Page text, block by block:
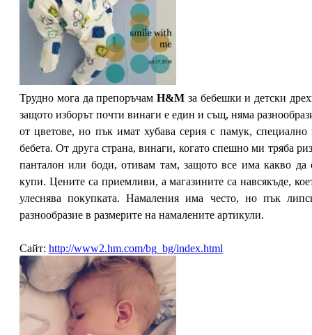
Трудно мога да препоръчамH&M за бебешки и детски
защото изборът почти винаги е един и същ, няма
от цветове, но пък имат хубава серия с памук, специално
бебета. От друга страна, винаги, когато спешно ми тряба
панталон или боди, отивам там, защото все има какво да
купи. Цените са приемливи, а магазините са навсякъде,
улеснява покупката. Намаления има често, но пък
разнообразие в размерите на намалените артикули.
Сайт: http://www2.hm.com/bg_bg/index.html